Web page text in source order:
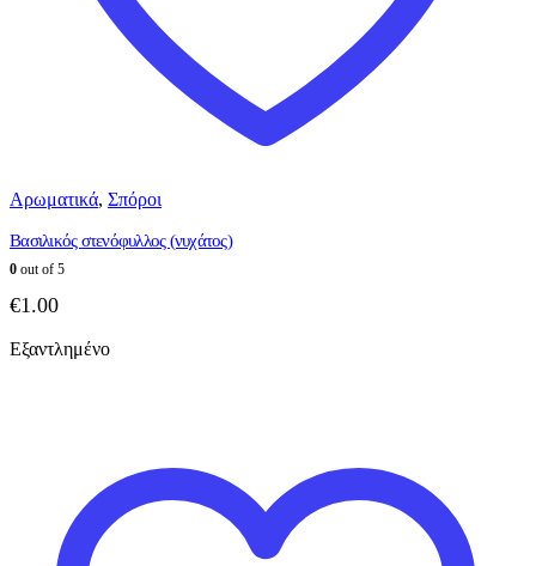
Αρωματικά, Σπόροι
Βασιλικός στενόφυλλος (νυχάτος)
0 out of 5
€1.00
Εξαντλημένο